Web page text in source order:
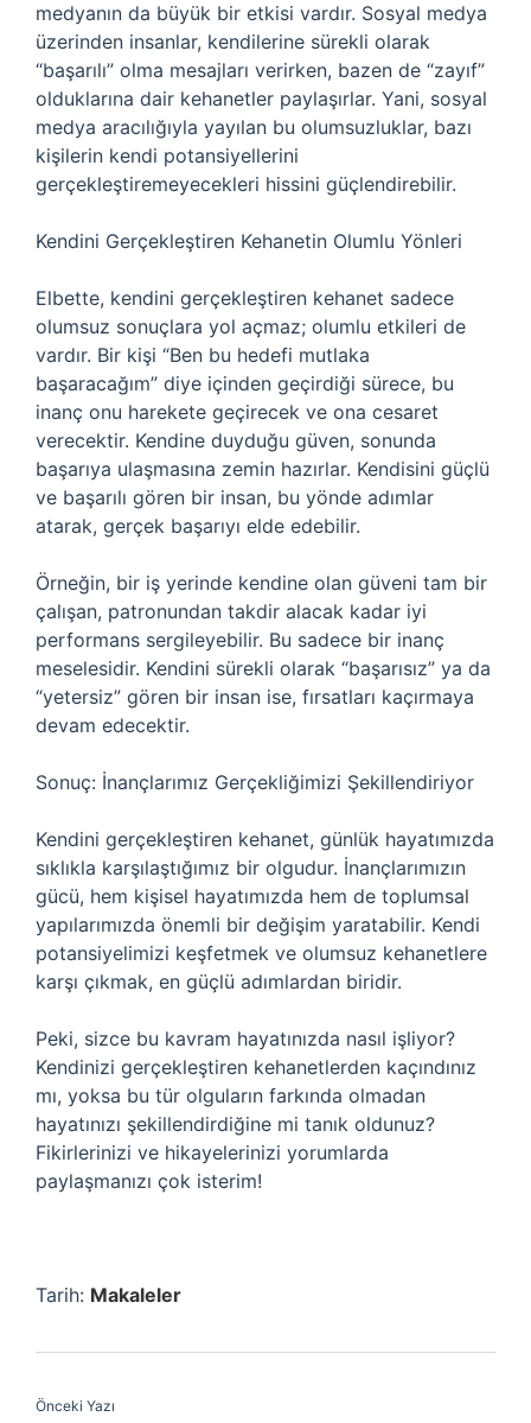
medyanın da büyük bir etkisi vardır. Sosyal medya
üzerinden insanlar, kendilerine sürekli olarak
“başarılı” olma mesajları verirken, bazen de “zayıf”
olduklarına dair kehanetler paylaşırlar. Yani, sosyal
medya aracılığıyla yayılan bu olumsuzluklar, bazı
kişilerin kendi potansiyellerini
gerçekleştiremeyecekleri hissini güçlendirebilir.
Kendini Gerçekleştiren Kehanetin Olumlu Yönleri
Elbette, kendini gerçekleştiren kehanet sadece
olumsuz sonuçlara yol açmaz; olumlu etkileri de
vardır. Bir kişi “Ben bu hedefi mutlaka
başaracağım” diye içinden geçirdiği sürece, bu
inanç onu harekete geçirecek ve ona cesaret
verecektir. Kendine duyduğu güven, sonunda
başarıya ulaşmasına zemin hazırlar. Kendisini güçlü
ve başarılı gören bir insan, bu yönde adımlar
atarak, gerçek başarıyı elde edebilir.
Örneğin, bir iş yerinde kendine olan güveni tam bir
çalışan, patronundan takdir alacak kadar iyi
performans sergileyebilir. Bu sadece bir inanç
meselesidir. Kendini sürekli olarak “başarısız” ya da
“yetersiz” gören bir insan ise, fırsatları kaçırmaya
devam edecektir.
Sonuç: İnançlarımız Gerçekliğimizi Şekillendiriyor
Kendini gerçekleştiren kehanet, günlük hayatımızda
sıklıkla karşılaştığımız bir olgudur. İnançlarımızın
gücü, hem kişisel hayatımızda hem de toplumsal
yapılarımızda önemli bir değişim yaratabilir. Kendi
potansiyelimizi keşfetmek ve olumsuz kehanetlere
karşı çıkmak, en güçlü adımlardan biridir.
Peki, sizce bu kavram hayatınızda nasıl işliyor?
Kendinizi gerçekleştiren kehanetlerden kaçındınız
mı, yoksa bu tür olguların farkında olmadan
hayatınızı şekillendirdiğine mi tanık oldunuz?
Fikirlerinizi ve hikayelerinizi yorumlarda
paylaşmanızı çok isterim!
Tarih: Makaleler
Önceki Yazı